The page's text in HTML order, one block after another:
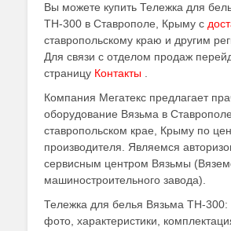
Вы можете купить Тележка для
ТН-300 в Ставрополе, Крыму с
ставропольскому краю и другим
Для связи с отделом продаж
страницу Контакты
Компания Мегатекс предлагает
оборудование Вязьма в Ставрополе,
ставропольском крае, Крыму по
производителя. Являемся
сервисным центром Вязьмы
машиностроительного завода).
Тележка для белья Вязьма ТН-300:
фото, характеристики,